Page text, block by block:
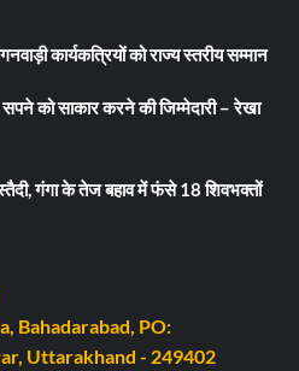
कार्यकत्रियों को राज्य स्तरीय सम्मान
को साकार करने की जिम्मेदारी – रेखा
गंगा के तेज बहाव में फंसे 18 शिवभक्तों
Bahadarabad, PO:
Uttarakhand - 249402